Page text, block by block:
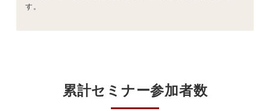
す。
累計セミナー参加者数